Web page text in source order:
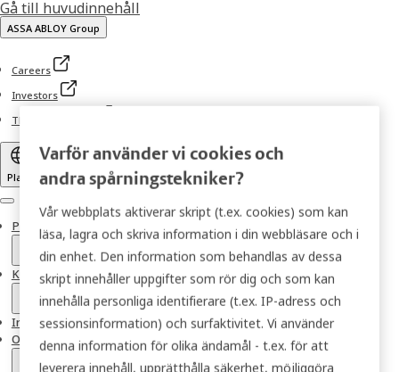
Gå till huvudinnehåll
ASSA ABLOY Group
Careers
Investors
TRAKA SUPPORT
Plats
Menu
Produkter
Kundlösningar
Integrationer
Om Traka Nordic
Varför använder vi cookies och
andra spårningstekniker?
Vår webbplats aktiverar skript (t.ex. cookies) som kan
läsa, lagra och skriva information i din webbläsare och i
din enhet. Den information som behandlas av dessa
skript innehåller uppgifter som rör dig och som kan
innehålla personliga identifierare (t.ex. IP-adress och
sessionsinformation) och surfaktivitet. Vi använder
denna information för olika ändamål - t.ex. för att
leverera innehåll, upprätthålla säkerhet, möjliggöra